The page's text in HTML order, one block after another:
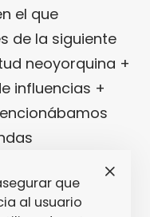
el que
de la siguiente
neoyorquina +
influencias +
,Led
,Pink
que
al usuario